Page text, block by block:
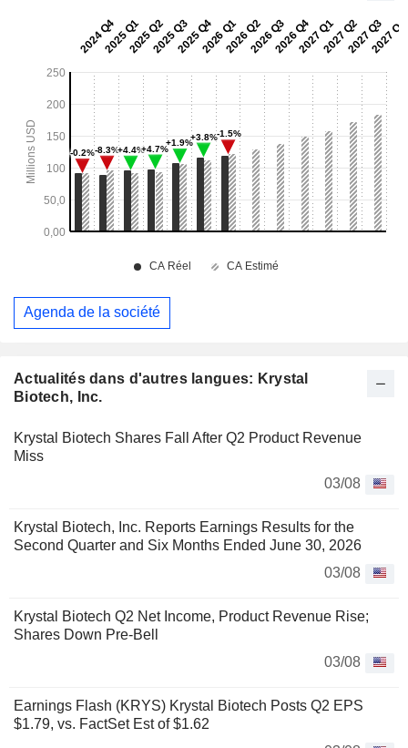
Actualités dans d'autres langues: Krystal
Biotech, Inc.
Krystal Biotech Shares Fall After Q2 Product Revenue
Miss
03/08
Krystal Biotech, Inc. Reports Earnings Results for the
Second Quarter and Six Months Ended June 30, 2026
03/08
Krystal Biotech Q2 Net Income, Product Revenue Rise;
Shares Down Pre-Bell
03/08
Earnings Flash (KRYS) Krystal Biotech Posts Q2 EPS
$1.79, vs. FactSet Est of $1.62
Agenda de la société